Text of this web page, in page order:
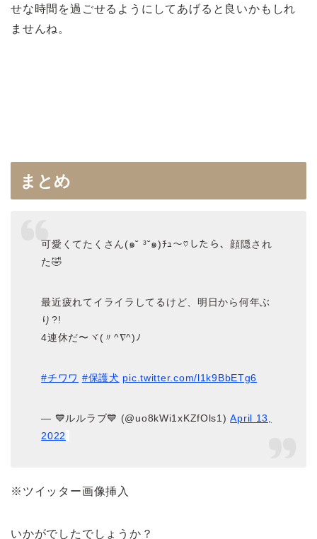
せな時間を過ごせるようにしてあげると良いかもしれ
ませんね。
まとめ
可愛くてたくさん(๑˘ ³˘๑)ﾁｭ～♡したら、顔隠され
た🤣
最近疲れてイライラしてるけど、明日から何年ぶ
り?!
4連休だ〜ヾ(〃^∇^)ﾉ
#チワワ #保護犬 pic.twitter.com/l1k9BbETg6
— 💙ルルラブ💙 (@uo8kWi1xKZfOls1)April 13,
2022
※ツイッター画像挿入
いかがでしたでしょうか？